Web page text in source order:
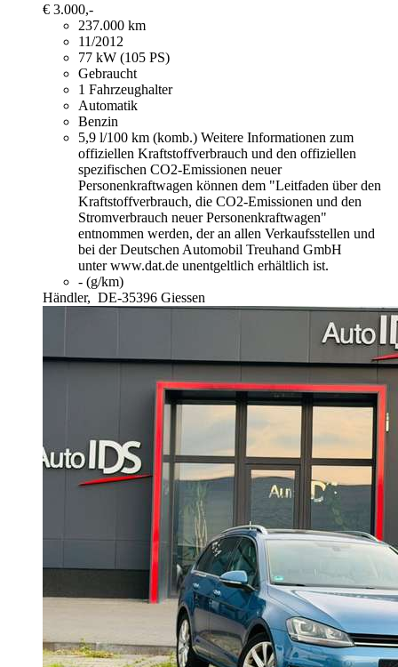
€ 3.000,-
237.000 km
11/2012
77 kW (105 PS)
Gebraucht
1 Fahrzeughalter
Automatik
Benzin
5,9 l/100 km (komb.) Weitere Informationen zum
offiziellen Kraftstoffverbrauch und den offiziellen
spezifischen CO2-Emissionen neuer
Personenkraftwagen können dem "Leitfaden über den
Kraftstoffverbrauch, die CO2-Emissionen und den
Stromverbrauch neuer Personenkraftwagen"
entnommen werden, der an allen Verkaufsstellen und
bei der Deutschen Automobil Treuhand GmbH
unter www.dat.de unentgeltlich erhältlich ist.
- (g/km)
Händler, DE-35396 Giessen